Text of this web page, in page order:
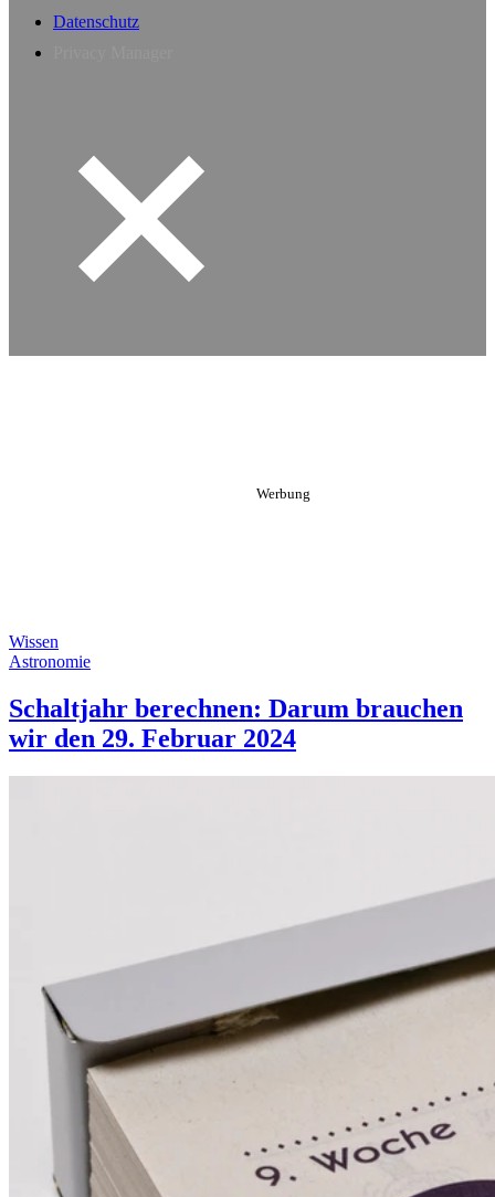
Datenschutz
Wissen
Astronomie
Schaltjahr berechnen: Darum brauchen
wir den 29. Februar 2024